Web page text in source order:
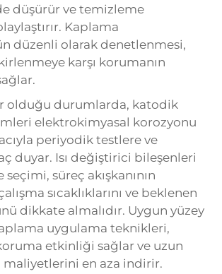
düşürür ve temizleme
Kaplama
düzenli olarak denetlenmesi,
karşı korumanın
olduğu durumlarda, katodik
elektrokimyasal korozyonu
periyodik testlere ve
duyar. Isı değiştirici bileşenleri
süreç akışkanının
sıcaklıklarını ve beklenen
dikkate almalıdır. Uygun yüzey
uygulama teknikleri,
etkinliği sağlar ve uzun
maliyetlerini en aza indirir.